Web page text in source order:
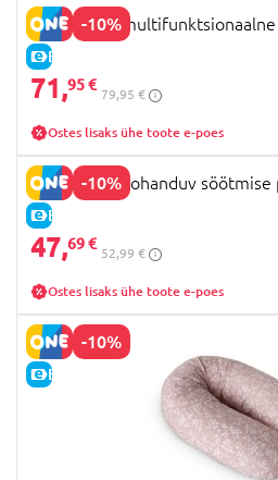
-10%
E-HIND
MOMCOZY multifunktsionaalne
71,95 €
79,95 €
Ostes lisaks ühe toote e-poes
-10%
E-HIND
MOMCOZY kohanduv söötmise
47,69 €
52,99 €
Ostes lisaks ühe toote e-poes
-10%
E-HIND